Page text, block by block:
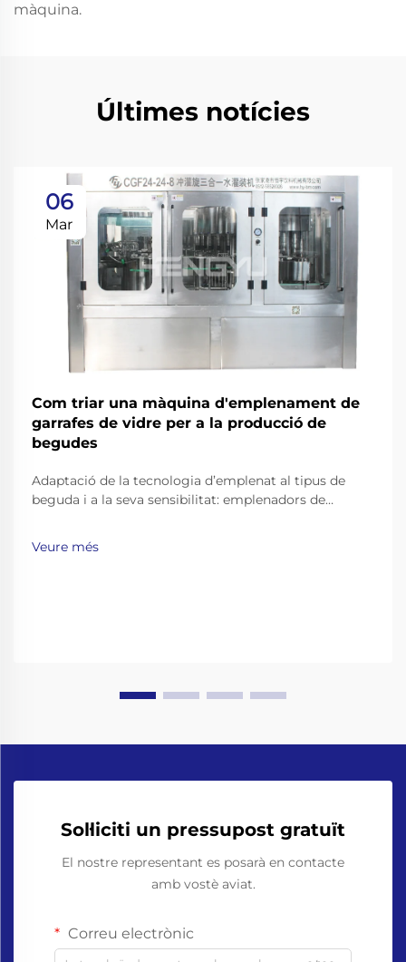
màquina.
Últimes notícies
06
Mar
Com triar una màquina d'emplenament de
garrafes de vidre per a la producció de
begudes
Adaptació de la tecnologia d’emplenat al tipus de
beguda i a la seva sensibilitat: emplenadors de
Les begudes carbonatades, com ara les refrescos,
l’aigua gasificada i la cervesa, necessiten tècniques
Veure més
Sol·liciti un pressupost gratuït
El nostre representant es posarà en contacte
amb vostè aviat.
Correu electrònic